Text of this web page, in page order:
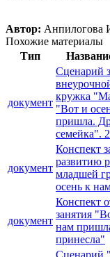
Автор: Анпилогова
Похожие материалы
Тип
документ
Сценарий
кружка
"Вот и
пришла.
семейка".
документ
Конспект
развитию
младшей
осень к
документ
Конспект
занятия
нам
принесла"